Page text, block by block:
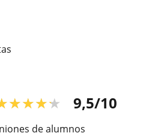
9,5/10
de alumnos